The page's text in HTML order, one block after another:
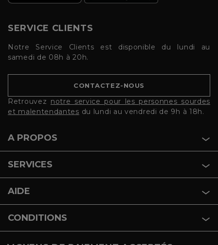
SERVICE CLIENTS
Notre Service Clients est disponible du lundi au
samedi de 08h à 20h.
CONTACTEZ-NOUS
Retrouvez notre service pour les personnes sourdes
et malentendantes du lundi au vendredi de 9h à 18h.
A PROPOS
SERVICES
AIDE
CONDITIONS